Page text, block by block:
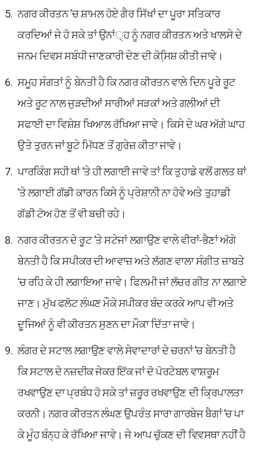
ਨਗਰ ਕੀਰਤਨ ’ਚ ਸ਼ਾਮਲ ਹੋਏ ਗੈਰ ਸਿੱਖਾਂ ਦਾ ਪੂਰਾ ਸਤਿਕਾਰ
ਕਰਦਿਆਂ ਜੇ ਹੋ ਸਕੇ ਤਾਂ ਉਨਾਂ੍ਹ ਨੂੰ ਨਗਰ ਕੀਰਤਨ ਅਤੇ ਖਾਲਸੇ ਦੇ
ਜਨਮ ਦਿਵਸ ਸਬੰਧੀ ਜਾਣਕਾਰੀ ਦੇਣ ਦੀ ਕੋਸਿ਼ਸ਼ ਕੀਤੀ ਜਾਵੇ।
ਸਮੂਹ ਸੰਗਤਾਂ ਨੂੰ ਬੇਨਤੀ ਹੈ ਕਿ ਨਗਰ ਕੀਰਤਨ ਵਾਲੇ ਦਿਨ ਪੂਰੇ ਰੂਟ
ਅਤੇ ਰੂਟ ਨਾਲ ਜੁੜਦੀਆਂ ਸਾਰੀਆਂ ਸੜਕਾਂ ਅਤੇ ਗਲੀਆਂ ਦੀ
ਸਫਾਈ ਦਾ ਵਿਸ਼ੇਸ਼ ਖਿਆਲ ਰੱਖਿਆ ਜਾਵੇ। ਕਿਸੇ ਦੇ ਘਰ ਅੱਗੇ ਘਾਹ
ਉਤੇ ਤੁਰਨ ਜਾਂ ਬੂਟੇ ਮਿੱਧਣ ਤੋਂ ਗੁਰੇਜ਼ ਕੀਤਾ ਜਾਵੇ।
ਪਾਰਕਿੰਗ ਸਹੀ ਥਾਂ ’ਤੇ ਹੀ ਲਗਾਈ ਜਾਵੇ ਤਾਂ ਕਿ ਤੁਹਾਡੇ ਵਲੋਂ ਗਲਤ ਥਾਂ
’ਤੇ ਲਗਾਈ ਗੱਡੀ ਕਾਰਨ ਕਿਸੇ ਨੂੰ ਪ੍ਰੇਸ਼ਾਨੀ ਨਾ ਹੋਵੇ ਅਤੇ ਤੁਹਾਡੀ
ਗੱਡੀ ਟੋਅ ਹੋਣ ਤੋਂ ਵੀ ਬਚੀ ਰਹੇ।
ਨਗਰ ਕੀਰਤਨ ਦੇ ਰੂਟ ’ਤੇ ਸਟੇਜਾਂ ਲਗਾਉਣ ਵਾਲੇ ਵੀਰਾਂ-ਭੈਣਾਂ ਅੱਗੇ
ਬੇਨਤੀ ਹੈ ਕਿ ਸਪੀਕਰ ਦੀ ਆਵਾਜ਼ ਅਤੇ ਲੱਗਣ ਵਾਲਾ ਸੰਗੀਤ ਜ਼ਾਬਤੇ
’ਚ ਰਹਿ ਕੇ ਹੀ ਲਗਾਇਆ ਜਾਵੇ। ਫਿਲਮੀ ਜਾਂ ਲੱਚਰ ਗੀਤ ਨਾ ਲਗਾਏ
ਜਾਣ। ਮੁੱਖ ਫਲੋਟ ਲੰਘਣ ਮੌਕੇ ਸਪੀਕਰ ਬੰਦ ਕਰਕੇ ਆਪ ਵੀ ਅਤੇ
ਦੂਜਿਆਂ ਨੂੰ ਵੀ ਕੀਰਤਨ ਸੁਣਨ ਦਾ ਮੌਕਾ ਦਿੱਤਾ ਜਾਵੇ।
ਲੰਗਰ ਦੇ ਸਟਾਲ ਲਗਾਉਣ ਵਾਲੇ ਸੇਵਾਦਾਰਾਂ ਦੇ ਚਰਨਾਂ ’ਚ ਬੇਨਤੀ ਹੈ
ਕਿ ਸਟਾਲ ਦੇ ਨਜ਼ਦੀਕ ਜੇਕਰ ਇੱਕ ਜਾਂ ਦੋ ਪੋਰਟੇਬਲ ਵਾਸ਼ਰੂਮ
ਰਖਵਾਉਣ ਦਾ ਪ੍ਰਬੰਧ ਹੋ ਸਕੇ ਤਾਂ ਜ਼ਰੂਰ ਰਖਵਾਉਣ ਦੀ ਕ੍ਰਿਪਾਲਤਾ
ਕਰਨੀ। ਨਗਰ ਕੀਰਤਨ ਲੰਘਣ ਉਪਰੰਤ ਸਾਰਾ ਗਾਰਬੇਜ ਬੈਗਾਂ ’ਚ ਪਾ
ਕੇ ਮੂੰਹ ਬੰਨ੍ਹ ਕੇ ਰੱਖਿਆ ਜਾਵੇ। ਜੇ ਆਪ ਚੁੱਕਣ ਦੀ ਵਿਵਸਥਾ ਨਹੀਂ ਹੈ